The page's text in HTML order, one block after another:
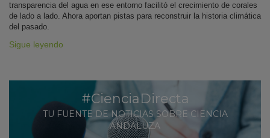
transparencia del agua en ese entorno facilitó el crecimiento de corales
de lado a lado. Ahora aportan pistas para reconstruir la historia climática
del pasado.
Sigue leyendo
#CienciaDirecta
TU FUENTE DE NOTICIAS SOBRE CIENCIA
ANDALUZA